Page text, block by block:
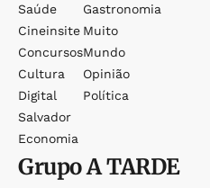
Saúde
Cineinsite
Concursos
Cultura
Digital
Salvador
Economia
Gastronomia
Muito
Mundo
Opinião
Política
GrupoA TARDE